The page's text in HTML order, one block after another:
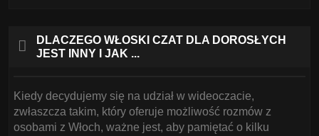
DLACZEGO WŁOSKI CZAT DLA DOROSŁYCH
JEST INNY I JAK ...
Kiedy decydujemy się na udział w wideoczacie,
zwłaszcza takim, który oferuje możliwość rozmów z
osobami z Włoch, ważne jest, aby pamiętać o kilku